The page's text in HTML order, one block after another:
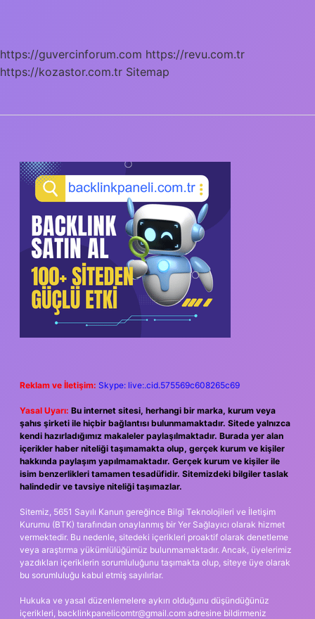
https://guvercinforum.com https://revu.com.tr
https://kozastor.com.tr Sitemap
SIDEBAR
Reklam ve İletişim: Skype: live:.cid.575569c608265c69
Yasal Uyarı: Bu internet sitesi, herhangi bir marka, kurum veya
şahıs şirketi ile hiçbir bağlantısı bulunmamaktadır. Sitede yalnızca
kendi hazırladığımız makaleler paylaşılmaktadır. Burada yer alan
içerikler haber niteliği taşımamakta olup, gerçek kurum ve kişiler
hakkında paylaşım yapılmamaktadır. Gerçek kurum ve kişiler ile
isim benzerlikleri tamamen tesadüfidir. Sitemizdeki bilgiler taslak
halindedir ve tavsiye niteliği taşımazlar.
Sitemiz, 5651 Sayılı Kanun gereğince Bilgi Teknolojileri ve İletişim
Kurumu (BTK) tarafından onaylanmış bir Yer Sağlayıcı olarak hizmet
vermektedir. Bu nedenle, sitedeki içerikleri proaktif olarak denetleme
veya araştırma yükümlülüğümüz bulunmamaktadır. Ancak, üyelerimiz
yazdıkları içeriklerin sorumluluğunu taşımakta olup, siteye üye olarak
bu sorumluluğu kabul etmiş sayılırlar.
Hukuka ve yasal düzenlemelere aykırı olduğunu düşündüğünüz
içerikleri, backlinkpanelicomtr@gmail.com adresine bildirmeniz